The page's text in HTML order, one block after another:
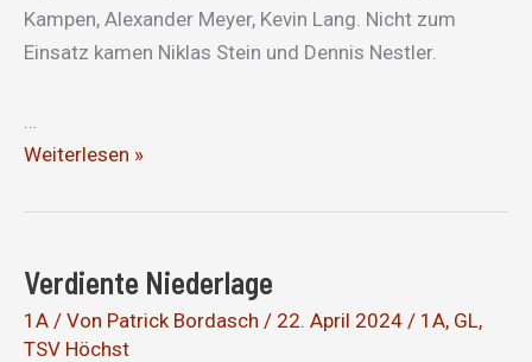
Kampen, Alexander Meyer, Kevin Lang. Nicht zum
Einsatz kamen Niklas Stein und Dennis Nestler.
…
Auch
Woog
Punkte
Weiterlesen »
Verdiente Niederlage
1A / Von Patrick Bordasch / 22. April 2024 / 1A, GL,
TSV Höchst